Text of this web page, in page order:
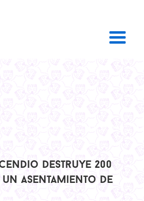
destruye 200
asentamiento de